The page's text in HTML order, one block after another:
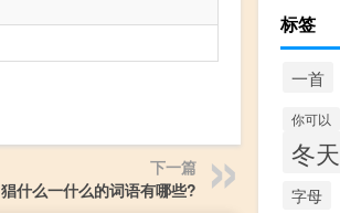
下一篇
猖什么一什么的词语有哪些?
标签
一首
你可以
冬天
字母